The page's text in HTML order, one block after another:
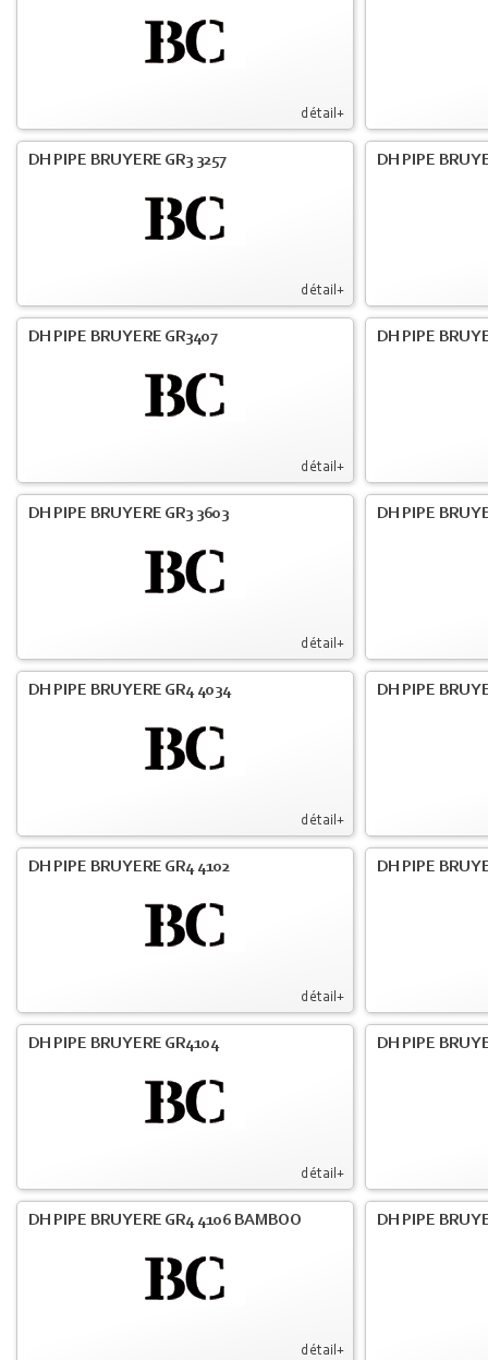
détail+
détail+
DH PIPE BRUYERE GR3 3257 DH PIPE
détail+
DH PIPE BRUYERE GR3407 DH PIPE
détail+
DH PIPE BRUYERE GR3 3603 DH PIPE
détail+
DH PIPE BRUYERE GR4 4034 DH PIPE
détail+
DH PIPE BRUYERE GR4 4102 DH PIPE
détail+
DH PIPE BRUYERE GR4104 DH PIPE
détail+
DH PIPE BRUYERE GR4 4106 BAMBOO DH PIPE